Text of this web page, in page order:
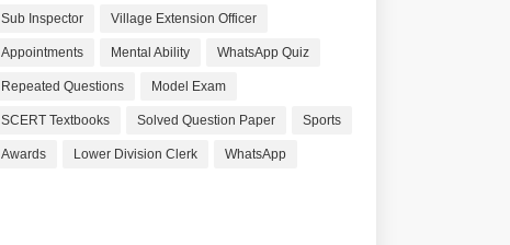
Sub Inspector Village Extension Officer
Appointments Mental Ability WhatsApp Quiz
Repeated Questions Model Exam
SCERT Textbooks Solved Question Paper Sports
Awards Lower Division Clerk WhatsApp